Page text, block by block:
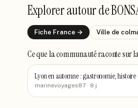
Explorer autour de
Fiche France → Ville de
Ce que la communauté racontesur
Lyon en automne : gastronomie, histoire
marinevoyages87 · 8 j